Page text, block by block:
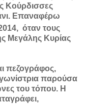
Κούρδισσες
Επαναφέρω
όταν τους
Μεγάλης Κυρίας
πεζογράφος,
παρούσα
του τόπου. Η